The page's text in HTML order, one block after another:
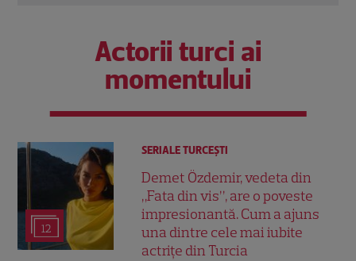
Actorii turci ai
momentului
12
SERIALE TURCEŞTI
Demet Özdemir, vedeta din
„Fata din vis”, are o poveste
impresionantă. Cum a ajuns
una dintre cele mai iubite
actrițe din Turcia